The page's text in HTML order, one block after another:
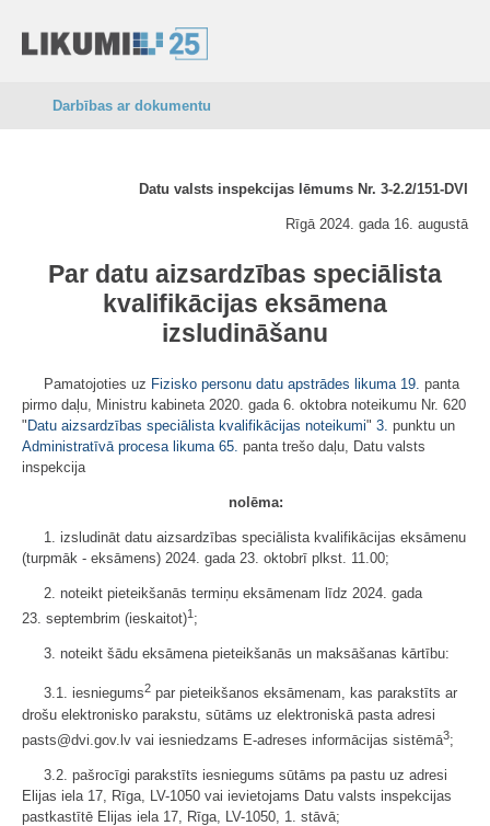
Darbības ar dokumentu
Datu valsts inspekcijas lēmums Nr. 3-2.2/151-DVI
Rīgā 2024. gada 16. augustā
Par datu aizsardzības speciālista
kvalifikācijas eksāmena
izsludināšanu
Pamatojoties uz Fizisko personu datu apstrādes likuma 19. panta
pirmo daļu, Ministru kabineta 2020. gada 6. oktobra noteikumu Nr. 620
" Datu aizsardzības speciālista kvalifikācijas noteikumi" 3. punktu un
Administratīvā procesa likuma 65. panta trešo daļu, Datu valsts
inspekcija
nolēma:
1. izsludināt datu aizsardzības speciālista kvalifikācijas eksāmenu
(turpmāk - eksāmens) 2024. gada 23. oktobrī plkst. 11.00;
2. noteikt pieteikšanās termiņu eksāmenam līdz 2024. gada
23. septembrim (ieskaitot)1 ;
3. noteikt šādu eksāmena pieteikšanās un maksāšanas kārtību:
3.1. iesniegums2 par pieteikšanos eksāmenam, kas parakstīts ar
drošu elektronisko parakstu, sūtāms uz elektroniskā pasta adresi
pasts@dvi.gov.lv vai iesniedzams E-adreses informācijas sistēmā3;
3.2. pašrocīgi parakstīts iesniegums sūtāms pa pastu uz adresi
Elijas iela 17, Rīga, LV-1050 vai ievietojams Datu valsts inspekcijas
pastkastītē Elijas iela 17, Rīga, LV-1050, 1. stāvā;